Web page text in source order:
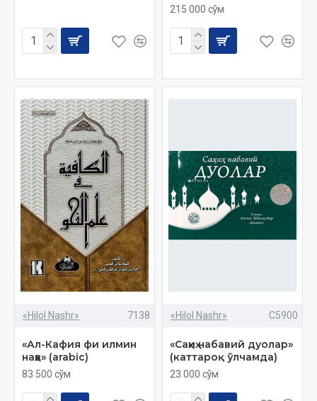
215 000 сўм
«Hilol Nashr» 7138
«Ал-Кафия фи илмин
наҳв» (arabic)
83 500 сўм
«Hilol Nashr» C5900
«Саҳиҳ набавий дуолар»
(каттароқ ўлчамда)
23 000 сўм